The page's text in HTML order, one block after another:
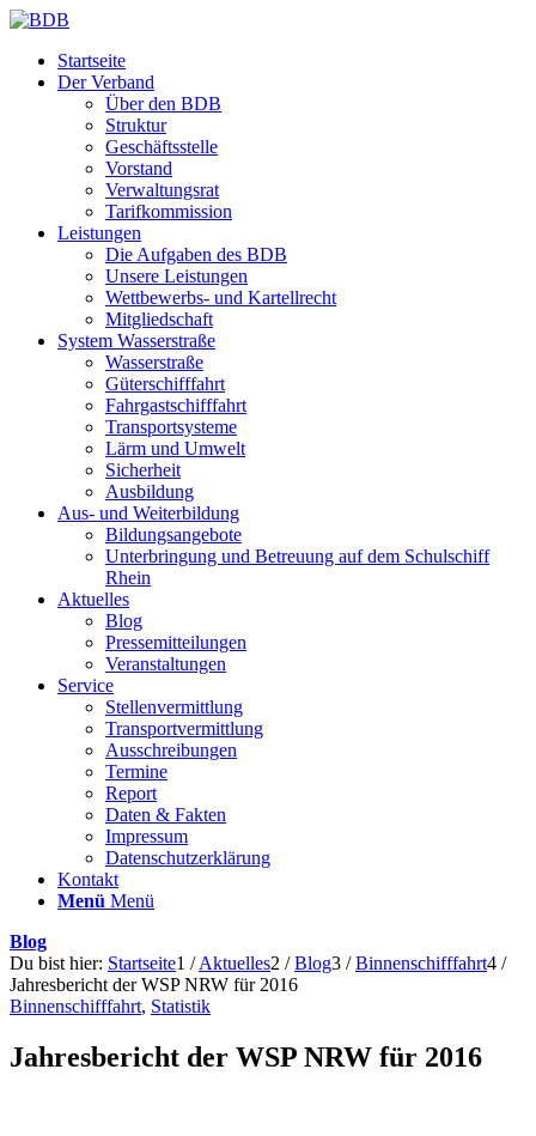
Startseite
Der Verband
Über den BDB
Struktur
Geschäftsstelle
Vorstand
Verwaltungsrat
Tarifkommission
Leistungen
Die Aufgaben des BDB
Unsere Leistungen
Wettbewerbs- und Kartellrecht
Mitgliedschaft
System Wasserstraße
Wasserstraße
Güterschifffahrt
Fahrgastschifffahrt
Transportsysteme
Lärm und Umwelt
Sicherheit
Ausbildung
Aus- und Weiterbildung
Bildungsangebote
Unterbringung und Betreuung auf dem Schulschiff
Rhein
Aktuelles
Blog
Pressemitteilungen
Veranstaltungen
Service
Stellenvermittlung
Transportvermittlung
Ausschreibungen
Termine
Report
Daten & Fakten
Impressum
Datenschutzerklärung
Kontakt
Menü Menü
Blog
Du bist hier: Startseite1 / Aktuelles2 / Blog3 / Binnenschifffahrt4 /
Jahresbericht der WSP NRW für 2016
Binnenschifffahrt, Statistik
Jahresbericht der WSP NRW für 2016